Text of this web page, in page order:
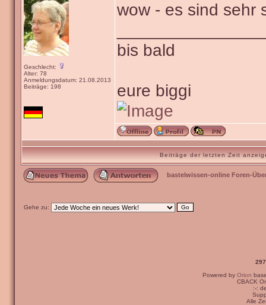
Geschlecht:
Alter: 78
Anmeldungsdatum: 21.08.2013
Beiträge: 198
wow - es sind sehr
bis bald
eure biggi
Beiträge der letzten Zeit
bastelwissen-online Foren-
Gehe zu:
Powered by Orion
CBACK
:-:
Alle